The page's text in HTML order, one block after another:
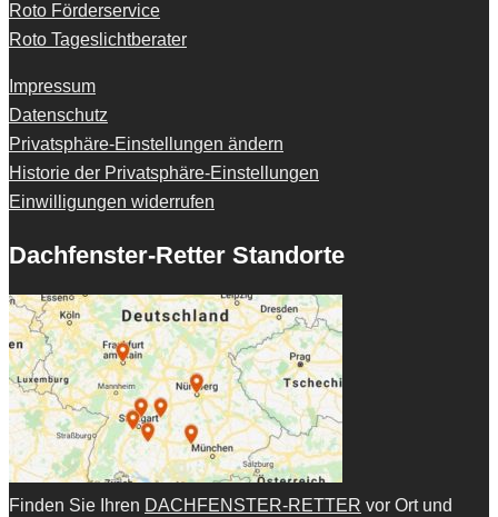
Roto Förderservice
Roto Tageslichtberater
Impressum
Datenschutz
Privatsphäre-Einstellungen ändern
Historie der Privatsphäre-Einstellungen
Einwilligungen widerrufen
Dachfenster-Retter Standorte
Finden Sie Ihren DACHFENSTER-RETTER vor Ort und